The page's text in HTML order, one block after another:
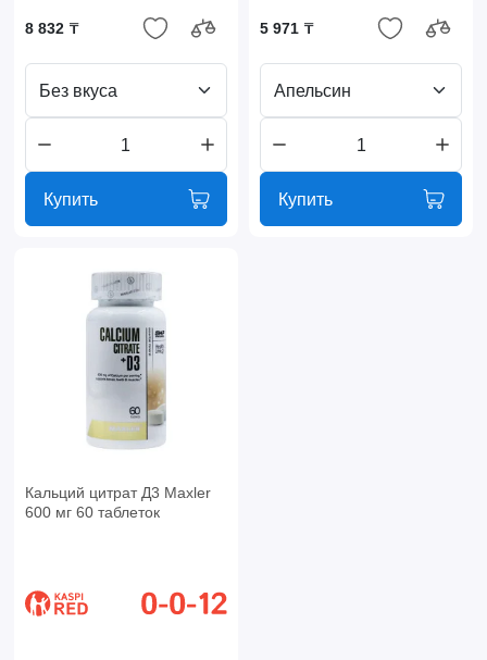
8 832 ₸
Без вкуса
Купить
5 971 ₸
Апельсин
Купить
Кальций цитрат Д3 Maxler
600 мг 60 таблеток